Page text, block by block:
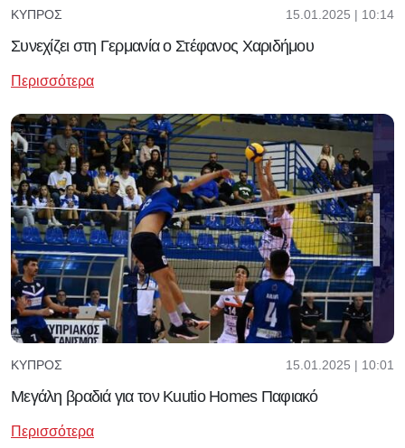
ΚΎΠΡΟΣ 15.01.2025 | 10:14
Συνεχίζει στη Γερμανία ο Στέφανος Χαριδήμου
Περισσότερα
ΚΎΠΡΟΣ 15.01.2025 | 10:01
Μεγάλη βραδιά για τον Kuutio Homes Παφιακό
Περισσότερα